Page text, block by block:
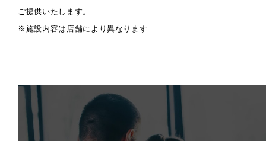
ご提供いたします。
※施設内容は店舗により異なります